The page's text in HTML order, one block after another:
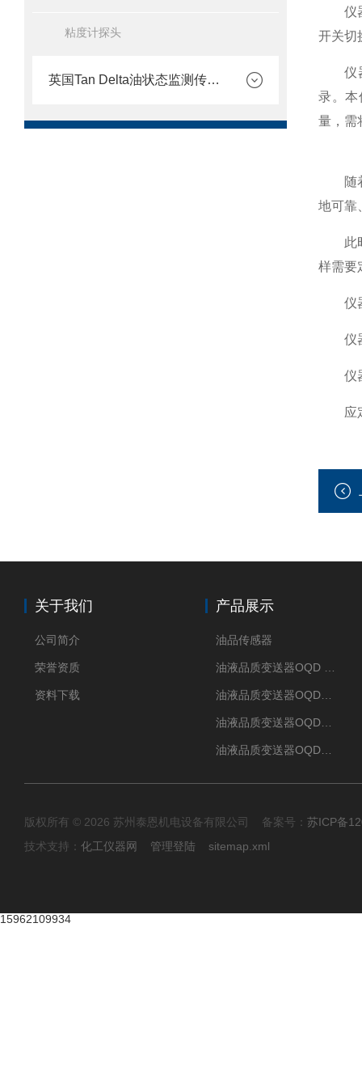
粘度计探头
英国Tan Delta油状态监测传感器
仪器
开关切
仪器
录。本
量，需
随
地可靠
此时
样需要
仪器
仪器
仪器
应定
关于我们
公司简介
荣誉资质
资料下载
产品展示
油品传感器
版权所有 © 2026 苏州泰恩机电设备有限公司 备案号： 苏ICP备
技术支持： 化工仪器网 管理登陆 sitemap.xml
15962109934